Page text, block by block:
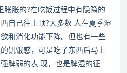
胀胀的?在吃饭过程中有隐隐的
自己往上顶?大多数 人在夏季湿
和消化功能下降。但也有一些
饥饿感，可是吃了东西后马上
脾弱的表 现，也是脾湿的征